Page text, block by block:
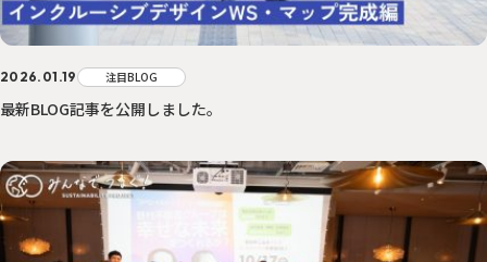
2026.01.19 注目BLOG
最新BLOG記事を公開しました。